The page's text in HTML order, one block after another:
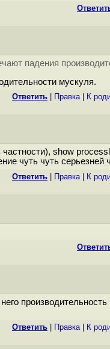
падения
мускуля.
Ответить Правка| К
show
чуть чуть серьезней
Ответить Правка| К
Ответить Правка| К